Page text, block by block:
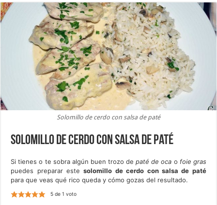
Solomillo de cerdo con salsa de paté
Solomillo de cerdo con salsa de paté
Si tienes o te sobra algún buen trozo depaté de oca o foie gras
puedes preparar estesolomillo de cerdo con salsa de paté
para que veas qué rico queda y cómo gozas del resultado.
5de 1 voto